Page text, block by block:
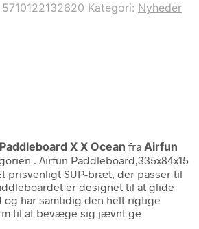
5710122132620 Kategori: Nyheder
X X Ocean fra Airfun
. Airfun Paddleboard,335x84x15
prisvenligt SUP-bræt, der passer til
er designet til at glide
har samtidig den helt rigtige
til at bevæge sig jævnt ge